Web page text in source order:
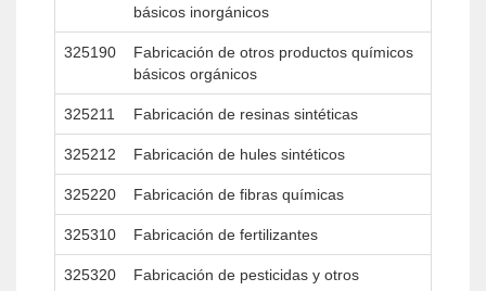
básicos inorgánicos
325190
Fabricación de otros productos químicos
básicos orgánicos
325211 Fabricación de resinas sintéticas
325212 Fabricación de hules sintéticos
325220 Fabricación de fibras químicas
325310 Fabricación de fertilizantes
325320
Fabricación de pesticidas y otros